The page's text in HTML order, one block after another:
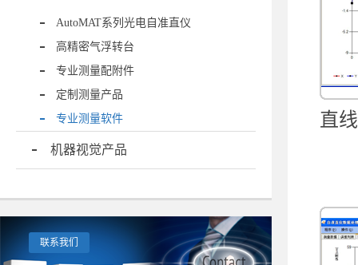
AutoMAT系列光电自准直仪
高精密气浮转台
专业测量配附件
定制测量产品
专业测量软件
机器视觉产品
联系我们
直